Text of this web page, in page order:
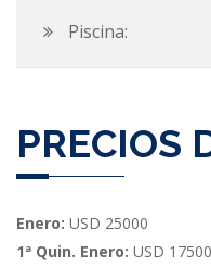
Piscina:
PRECIOS
Enero: USD 25000
1ª Quin. Enero: USD 17500